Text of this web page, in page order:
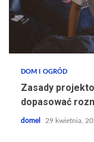
DOM I OGRÓD
Zasady
dopasować
domel 29 kwietnia,